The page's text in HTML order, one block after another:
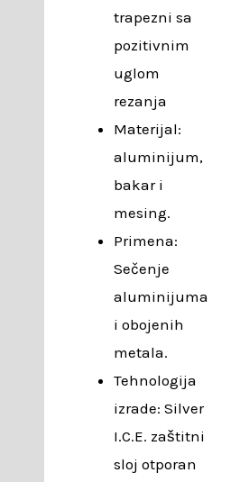
trapezni sa
pozitivnim
uglom
rezanja
Materijal:
aluminijum,
bakar i
mesing.
Primena:
Sečenje
aluminijuma
i obojenih
metala.
Tehnologija
izrade: Silver
I.C.E. zaštitni
sloj otporan